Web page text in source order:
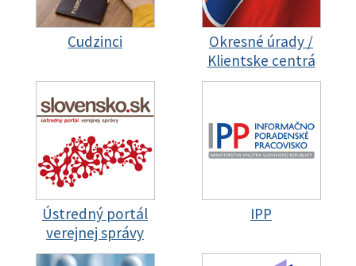
Cudzinci
Okresné úrady /
Klientske centrá
Ústredný portál
verejnej správy
IPP